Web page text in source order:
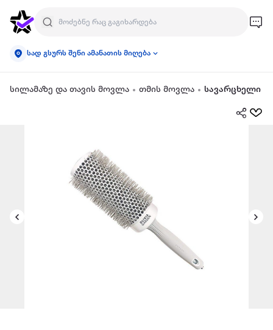
სად გსურს შენი ამანათის მიღება
სილამაზე და თავის მოვლა თმის მოვლა სავარცხელი